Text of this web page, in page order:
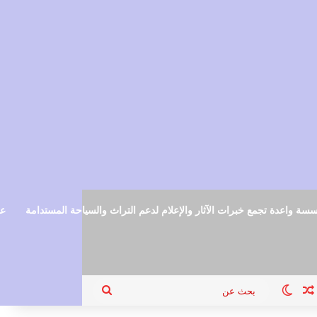
واعدة تجمع خبرات الآثار والإعلام لدعم التراث والسياحة المستدامة
الدخول
مقال عشوائي
الوضع المظلم
بحث